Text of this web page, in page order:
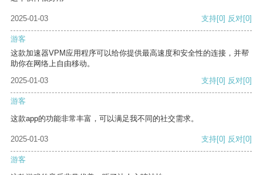
2025-01-03 支持[0] 反对[0]
游客
这款加速器VPM应用程序可以给你提供最高速度和安全性的连接，并帮
助你在网络上自由移动。
2025-01-03
支持[0] 反对[0]
游客
这款app的功能非常丰富，可以满足我不同的社交需求。
2025-01-03 支持[0] 反对[0]
游客